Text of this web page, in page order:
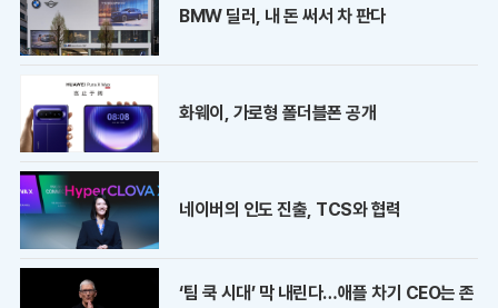
BMW 딜러, 내 돈 써서 차 판다
화웨이, 가로형 폴더블폰 공개
네이버의 인도 진출, TCS와 협력
‘팀 쿡 시대’ 막 내린다…애플 차기 CEO는 존